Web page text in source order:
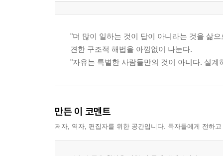
"더 많이 일하는 것이 답이 아니라는 것을 삶
견한 구조적 해법을 아낌없이 나눈다.
"자유는 특별한 사람들만의 것이 아니다. 설계
만든 이 코멘트
저자, 역자, 편집자를 위한 공간입니다. 독자들에게 전하